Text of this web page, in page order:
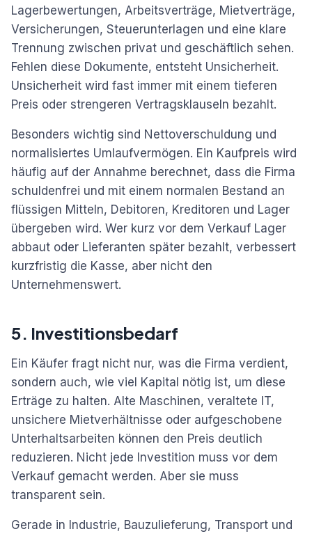
Lagerbewertungen, Arbeitsverträge, Mietverträge,
Versicherungen, Steuerunterlagen und eine klare
Trennung zwischen privat und geschäftlich sehen.
Fehlen diese Dokumente, entsteht Unsicherheit.
Unsicherheit wird fast immer mit einem tieferen
Preis oder strengeren Vertragsklauseln bezahlt.
Besonders wichtig sind Nettoverschuldung und
normalisiertes Umlaufvermögen. Ein Kaufpreis wird
häufig auf der Annahme berechnet, dass die Firma
schuldenfrei und mit einem normalen Bestand an
flüssigen Mitteln, Debitoren, Kreditoren und Lager
übergeben wird. Wer kurz vor dem Verkauf Lager
abbaut oder Lieferanten später bezahlt, verbessert
kurzfristig die Kasse, aber nicht den
Unternehmenswert.
5. Investitionsbedarf
Ein Käufer fragt nicht nur, was die Firma verdient,
sondern auch, wie viel Kapital nötig ist, um diese
Erträge zu halten. Alte Maschinen, veraltete IT,
unsichere Mietverhältnisse oder aufgeschobene
Unterhaltsarbeiten können den Preis deutlich
reduzieren. Nicht jede Investition muss vor dem
Verkauf gemacht werden. Aber sie muss
transparent sein.
Gerade in Industrie, Bauzulieferung, Transport und